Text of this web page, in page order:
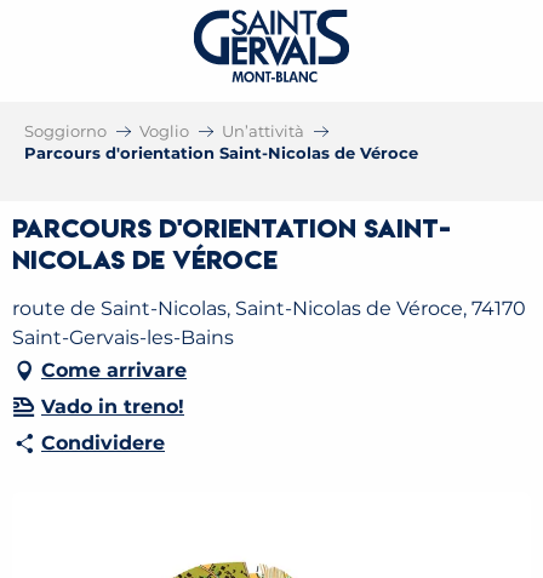
Soggiorno Voglio
Un’attività
Parcours d'orientation Saint-Nicolas de Véroce
Parcours d'orientation Saint-
Nicolas de Véroce
route de Saint-Nicolas, Saint-Nicolas de Véroce, 74170
Saint-Gervais-les-Bains
Come arrivare
Vado in treno!
Condividere